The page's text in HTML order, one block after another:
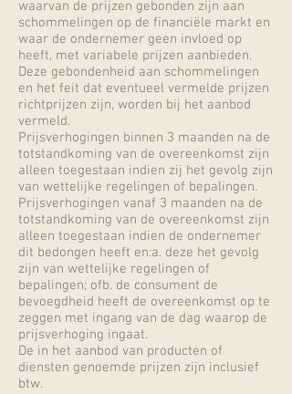
waarvan de prijzen gebonden zijn aan
schommelingen op de financiële markt en
waar de ondernemer geen invloed op
heeft, met variabele prijzen aanbieden.
Deze gebondenheid aan schommelingen
en het feit dat eventueel vermelde prijzen
richtprijzen zijn, worden bij het aanbod
vermeld.
Prijsverhogingen binnen 3 maanden na de
totstandkoming van de overeenkomst zijn
alleen toegestaan indien zij het gevolg zijn
van wettelijke regelingen of bepalingen.
Prijsverhogingen vanaf 3 maanden na de
totstandkoming van de overeenkomst zijn
alleen toegestaan indien de ondernemer
dit bedongen heeft en:a. deze het gevolg
zijn van wettelijke regelingen of
bepalingen; ofb. de consument de
bevoegdheid heeft de overeenkomst op te
zeggen met ingang van de dag waarop de
prijsverhoging ingaat.
De in het aanbod van producten of
diensten genoemde prijzen zijn inclusief
btw.